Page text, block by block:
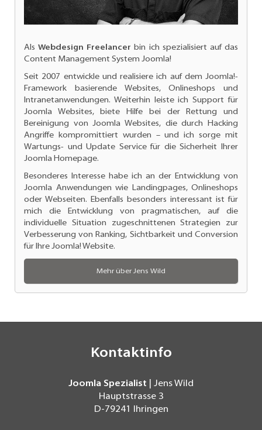
AlsWebdesign Freelancer bin ich spezialisiert auf das
Content Management System Joomla!
Seit 2007 entwickle und realisiere ich auf dem Joomla!-
Framework basierende Websites, Onlineshops und
Intranetanwendungen. Weiterhin leiste ichSupport für
Joomla Websites, biete Hilfe bei der Rettung und
Bereinigung von Joomla Websites, die durch Hacking
Angriffe kompromittiert wurden – und ich sorge mit
Wartungs- undUpdate Service für die Sicherheit Ihrer
Joomla Homepage.
Besonderes Interesse habe ich an der Entwicklung von
Joomla Anwendungen wie Landingpages, Onlineshops
oder Webseiten. Ebenfalls besonders interessant ist für
mich die Entwicklung von pragmatischen, auf die
individuelle Situation zugeschnittenen Strategien zur
Verbesserung von Ranking, Sichtbarkeit und Conversion
für Ihre Joomla! Website.
Mehr über Jens Wild
Kontaktinfo
Joomla Spezialist | Jens Wild
Hauptstrasse 3
D-79241 Ihringen